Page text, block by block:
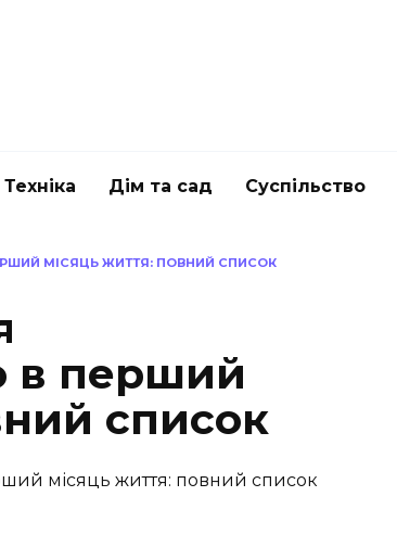
Техніка Дім та сад Суспільство
МІСЯЦЬ ЖИТТЯ: ПОВНИЙ СПИСОК
в перший
список